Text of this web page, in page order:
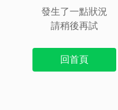
發生了一點狀況
請稍後再試
回首頁